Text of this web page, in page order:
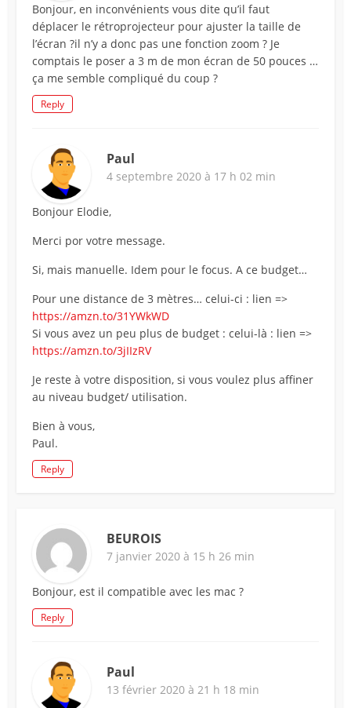
Bonjour, en inconvénients vous dite qu’il faut
déplacer le rétroprojecteur pour ajuster la taille de
l’écran ?il n’y a donc pas une fonction zoom ? Je
comptais le poser a 3 m de mon écran de 50 pouces …
ça me semble compliqué du coup ?
Reply
Paul
4 septembre 2020 à 17 h 02 min
Bonjour Elodie,
Merci por votre message.
Si, mais manuelle. Idem pour le focus. A ce budget…
Pour une distance de 3 mètres… celui-ci : lien =>
https://amzn.to/31YWkWD
Si vous avez un peu plus de budget : celui-là : lien =>
https://amzn.to/3jIIzRV
Je reste à votre disposition, si vous voulez plus affiner
au niveau budget/ utilisation.
Bien à vous,
Paul.
Reply
BEUROIS
7 janvier 2020 à 15 h 26 min
Bonjour, est il compatible avec les mac ?
Reply
Paul
13 février 2020 à 21 h 18 min